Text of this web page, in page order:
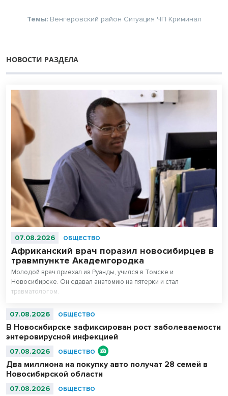
Темы: Венгеровский район Ситуация ЧП Криминал
НОВОСТИ РАЗДЕЛА
07.08.2026 ОБЩЕСТВО
Африканский врач поразил новосибирцев в
травмпункте Академгородка
Молодой врач приехал из Руанды, учился в Томске и
Новосибирске. Он сдавал анатомию на пятерки и стал
травматологом.
07.08.2026 ОБЩЕСТВО
В Новосибирске зафиксирован рост заболеваемости
энтеровирусной инфекцией
07.08.2026 ОБЩЕСТВО
Два миллиона на покупку авто получат 28 семей в
Новосибирской области
07.08.2026 ОБЩЕСТВО